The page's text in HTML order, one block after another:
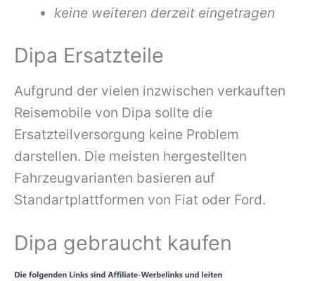
keine weiteren derzeit eingetragen
Dipa Ersatzteile
Aufgrund der vielen inzwischen verkauften
Reisemobile von Dipa sollte die
Ersatzteilversorgung keine Problem
darstellen. Die meisten hergestellten
Fahrzeugvarianten basieren auf
Standartplattformen von Fiat oder Ford.
Dipa gebraucht kaufen